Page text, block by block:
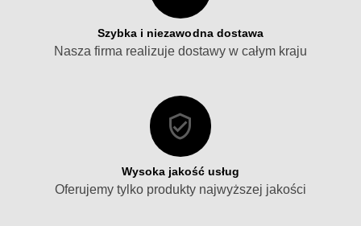
Szybka i niezawodna dostawa
Nasza firma realizuje dostawy w całym kraju
Wysoka jakość usług
Oferujemy tylko produkty najwyższej jakości